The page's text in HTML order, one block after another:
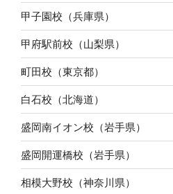
甲子園校（兵庫県）
甲府駅前校（山梨県）
町田校（東京都）
白石校（北海道）
盛岡南イオン校（岩手県）
盛岡開運橋校（岩手県）
相模大野校（神奈川県）